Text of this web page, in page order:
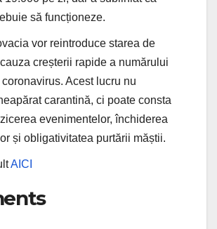
să funcționeze.
vor reintroduce starea de
creșterii rapide a numărului
Acest lucru nu
carantină, ci poate consta
evenimentelor, închiderea
și obligativitatea purtării măștii.
AICI